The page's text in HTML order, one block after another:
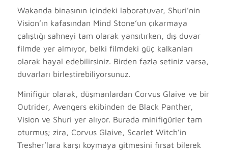
Wakanda binasının içindeki laboratuvar, Shuri’nin
Vision’ın kafasından Mind Stone’un çıkarmaya
çalıştığı sahneyi tam olarak yansıtırken, dış duvar
filmde yer almıyor, belki filmdeki güç kalkanları
olarak hayal edebilirsiniz. Birden fazla setiniz varsa,
duvarları birleştirebiliyorsunuz.
Minifigür olarak, düşmanlardan Corvus Glaive ve bir
Outrider, Avengers ekibinden de Black Panther,
Vision ve Shuri yer alıyor. Burada minifigürler tam
oturmuş; zira, Corvus Glaive, Scarlet Witch’in
Tresher’lara karşı koymaya gitmesini fırsat bilerek